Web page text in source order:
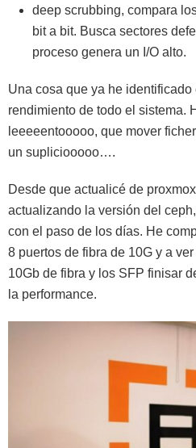
deep scrubbing, compara
bit a bit. Busca sectores
proceso genera un I/O alto.
Una cosa que ya he identificado
rendimiento de todo el sistema.
leeeeentooooo, que mover
un supliciooooo….
Desde que actualicé de
actualizando la versión del
con el paso de los días. He
8 puertos de fibra de 10G y a
10Gb de fibra y los SFP finisar
la performance.